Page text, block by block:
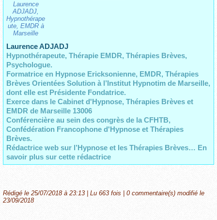
Laurence
ADJADJ,
Hypnothérape
ute, EMDR à
Marseille
Laurence ADJADJ
Hypnothérapeute, Thérapie EMDR, Thérapies Brèves,
Psychologue.
Formatrice en Hypnose Ericksonienne, EMDR, Thérapies
Brèves Orientées Solution à l’Institut Hypnotim de Marseille,
dont elle est Présidente Fondatrice.
Exerce dans le Cabinet d'Hypnose, Thérapies Brèves et
EMDR de Marseille 13006
Conférencière au sein des congrès de la CFHTB,
Confédération Francophone d'Hypnose et Thérapies
Brèves.
Rédactrice web sur l’Hypnose et les Thérapies Brèves… En
savoir plus sur cette rédactrice
Rédigé le 25/07/2018 à 23:13 | Lu 663 fois | 0commentaire(s) modifié le
23/09/2018